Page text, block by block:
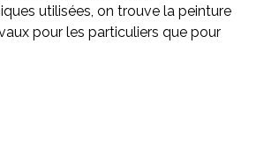
utilisées, on trouve la peinture
pour les particuliers que pour